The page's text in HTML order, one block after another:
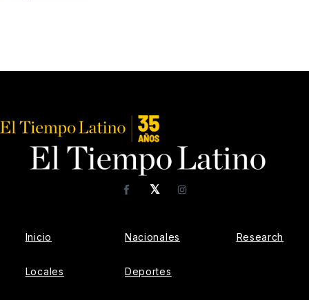
𝕏
FacebookInstagram
Inicio
Locales
Nacionales
Deportes
Research